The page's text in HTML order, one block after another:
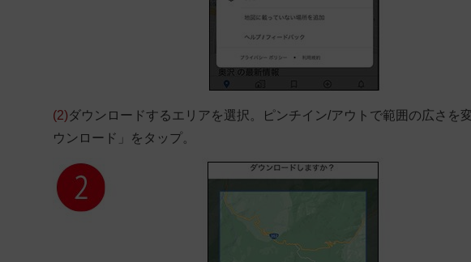
(2)ダウンロードするエリアを選択。ピンチイン/アウトで範囲の広さを
ウンロード」をタップ。